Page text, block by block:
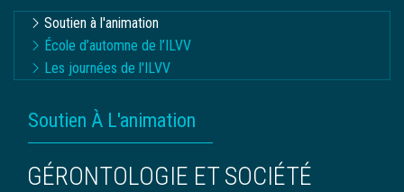
Navigation
contextuelle
Soutien à l'animation
École d’automne de l’ILVV
Les journées de l'ILVV
FIL
D'ARIANE
Soutien À L'animation
GÉRONTOLOGIE ET SOCIÉTÉ